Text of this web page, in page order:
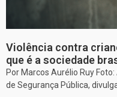
Violência contra
que é a sociedade
Por Marcos Aurélio Ruy
de Segurança Pública,